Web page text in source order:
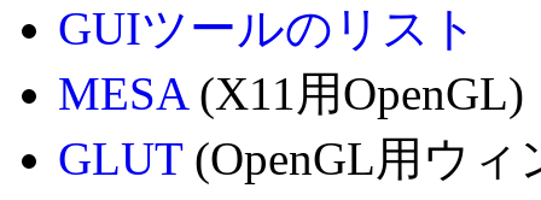
GUIツールのリスト
MESA (X11用OpenGL)
GLUT(OpenGL用ウィ